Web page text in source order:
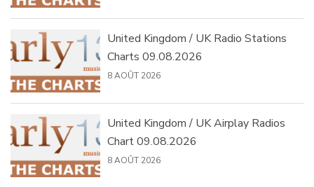
United Kingdom / UK Radio Stations
Charts 09.08.2026
8 AOÛT 2026
United Kingdom / UK Airplay Radios
Chart 09.08.2026
8 AOÛT 2026